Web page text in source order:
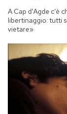
A Cap d'Agde c'è
libertinaggio: tutti
vietare»